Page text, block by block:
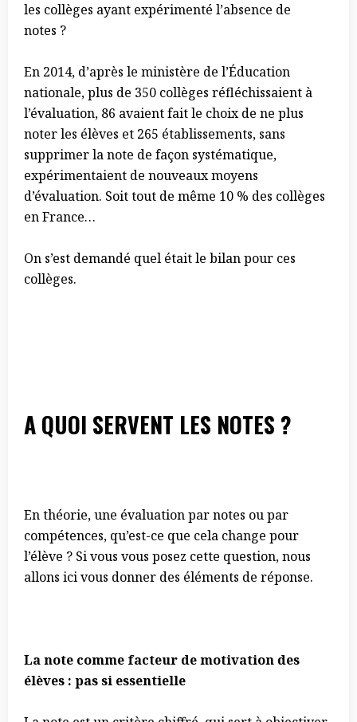
les collèges ayant expérimenté l’absence de
notes ?
En 2014, d’après le ministère de l’Éducation
nationale, plus de 350 collèges réfléchissaient à
l’évaluation, 86 avaient fait le choix de ne plus
noter les élèves et 265 établissements, sans
supprimer la note de façon systématique,
expérimentaient de nouveaux moyens
d’évaluation. Soit tout de même 10 % des collèges
en France…
On s’est demandé quel était le bilan pour ces
collèges.
A QUOI SERVENT LES NOTES ?
En théorie, une évaluation par notes ou par
compétences, qu’est-ce que cela change pour
l’élève ? Si vous vous posez cette question, nous
allons ici vous donner des éléments de réponse.
La note comme facteur de motivation des
élèves : pas si essentielle